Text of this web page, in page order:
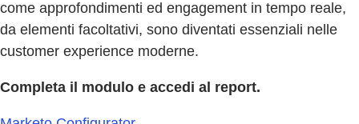
come approfondimenti ed engagement in tempo reale,
da elementi facoltativi, sono diventati essenziali nelle
customer experience moderne.
Completa il modulo e accedi al report.